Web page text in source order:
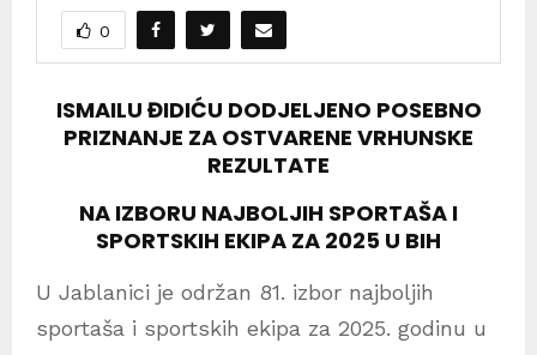
0
ISMAILU ĐIDIĆU DODJELJENO POSEBNO
PRIZNANJE ZA OSTVARENE VRHUNSKE
REZULTATE
NA IZBORU NAJBOLJIH SPORTAŠA I
SPORTSKIH EKIPA ZA 2025 U BIH
U Jablanici je održan 81. izbor najboljih
sportaša i sportskih ekipa za 2025. godinu u